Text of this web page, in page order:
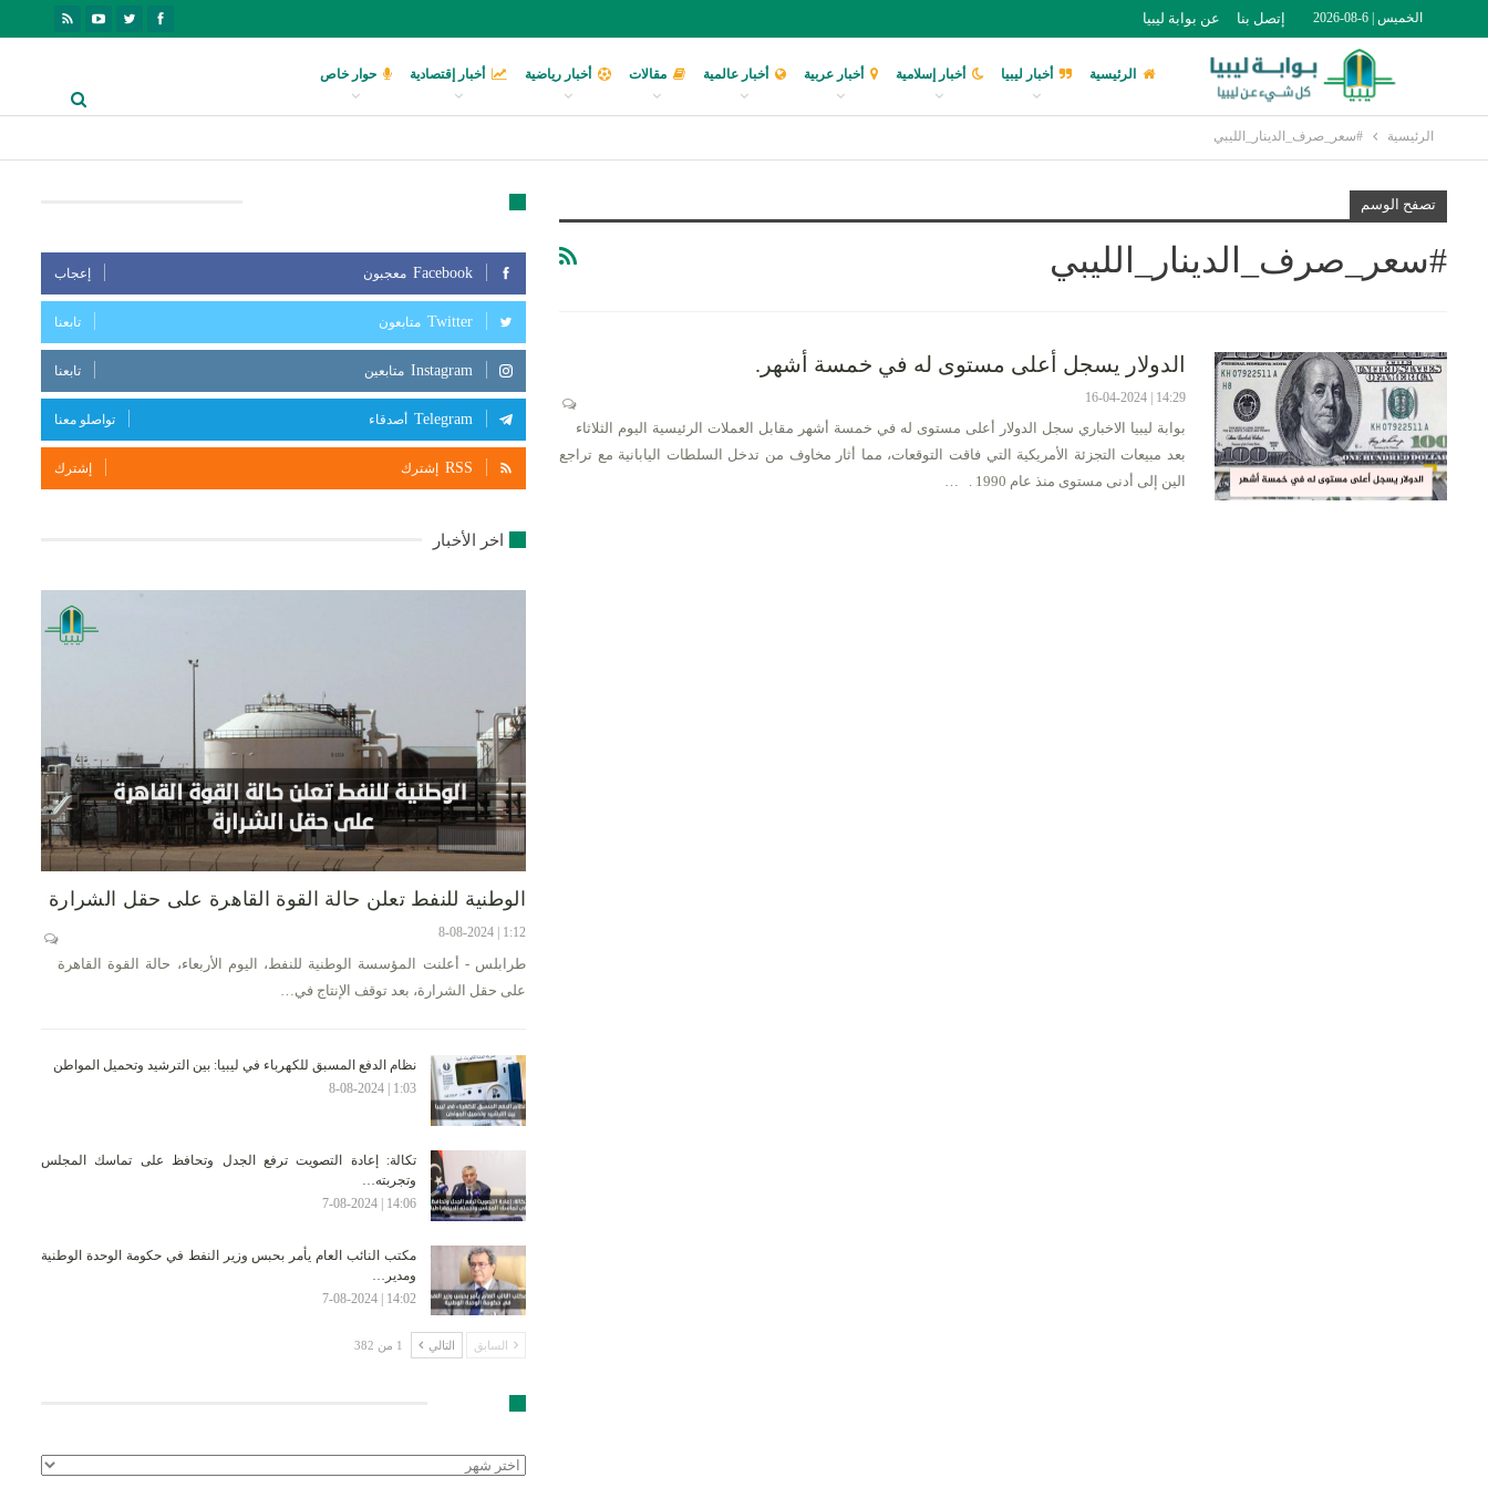
الخميس | 6-08-2026 إتصل بنا عن بوابة ليبيا
الرئيسية أخبار ليبيا أخبار إسلامية أخبار عربية أخبار عالمية مقالات أخبار رياضية أخبار إقتصادية حوار خاص
الرئيسية #سعر_صرف_الدينار_الليبي
تصفح الوسم
#سعر_صرف_الدينار_الليبي
الدولار يسجل أعلى مستوى له في خمسة أشهر.
14:29 | 16-04-2024
بوابة ليبيا الاخباري سجل الدولار أعلى مستوى له في خمسة أشهر مقابل العملات الرئيسية اليوم الثلاثاء
بعد مبيعات التجزئة الأمريكية التي فاقت التوقعات، مما أثار مخاوف من تدخل السلطات اليابانية مع تراجع
الين إلى أدنى مستوى منذ عام 1990 . …
Facebook معجبون إعجاب
Twitter متابعون تابعنا
Instagram متابعين تابعنا
Telegram أصدقاء تواصلو معنا
RSS إشترك إشترك
اخر الأخبار
الوطنية للنفط تعلن حالة القوة القاهرة على حقل الشرارة
1:12 | 8-08-2024
طرابلس - أعلنت المؤسسة الوطنية للنفط، اليوم الأربعاء، حالة القوة القاهرة
على حقل الشرارة، بعد توقف الإنتاج في…
نظام الدفع المسبق للكهرباء في ليبيا: بين الترشيد وتحميل المواطن
1:03 | 8-08-2024
تكالة: إعادة التصويت ترفع الجدل وتحافظ على تماسك المجلس
وتجربته…
14:06 | 7-08-2024
مكتب النائب العام يأمر بحبس وزير النفط في حكومة الوحدة الوطنية
ومدير…
14:02 | 7-08-2024
السابق التالي 1 من 382
الأرشيف